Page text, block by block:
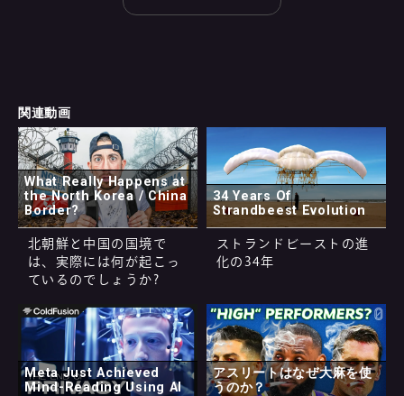
関連動画
What Really Happens at
the North Korea / China
Border?
北朝鮮と中国の国境で
は、実際には何が起こっ
ているのでしょうか?
34 Years Of
Strandbeest Evolution
ストランドビーストの進
化の34年
Meta Just Achieved
Mind-Reading Using AI
アスリートはなぜ大麻を使
うのか？